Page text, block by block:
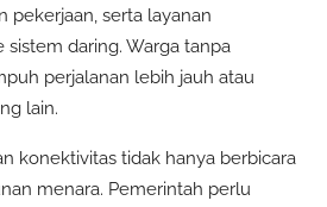
pekerjaan, serta layanan
sistem daring. Warga tanpa
perjalanan lebih jauh atau
lain.
konektivitas tidak hanya berbicara
menara. Pemerintah perlu